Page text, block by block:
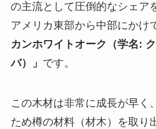
の主流として圧倒的なシェア
アメリカ東部から中部にかけ
カンホワイトオーク（学名:
バ）」 です。
この木材は非常に成長が早く
ため樽の材料（材木）を取り